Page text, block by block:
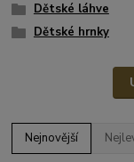
Dětské láhve
Dětské hrnky
Nejnovější